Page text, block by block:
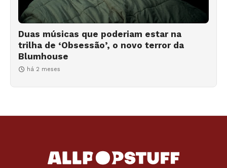
Duas músicas que poderiam estar na
trilha de ‘Obsessão’, o novo terror da
Blumhouse
há 2 meses